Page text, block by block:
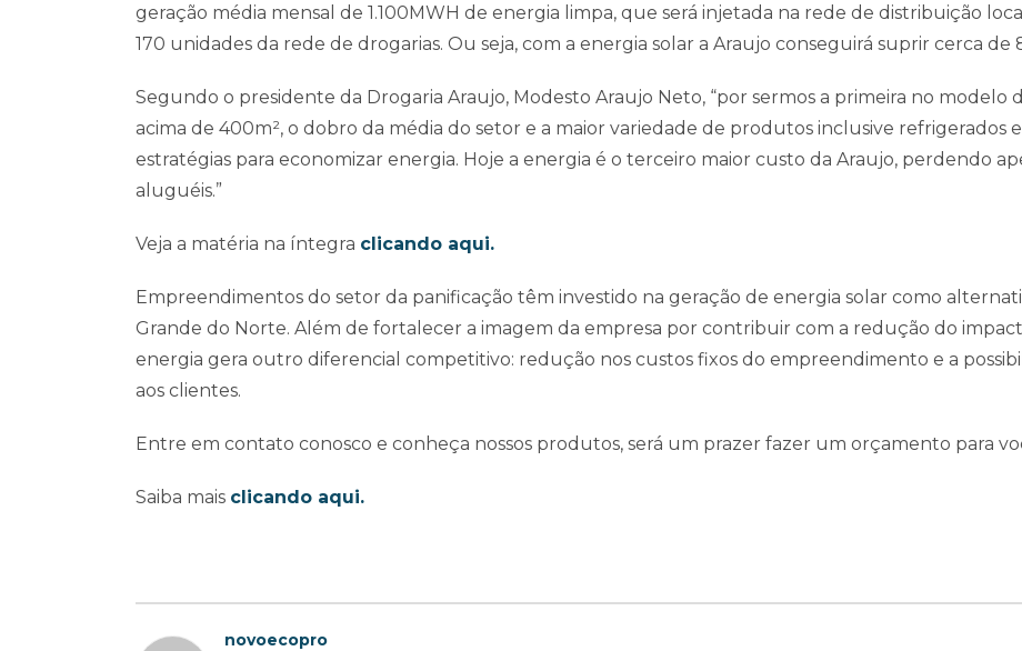
geração média mensal de 1.100MWH de energia limpa, que será injetada na rede de distribuição
170 unidades da rede de drogarias. Ou seja, com a energia solar a Araujo conseguirá suprir cerca
Segundo o presidente da Drogaria Araujo, Modesto Araujo Neto, “por sermos a primeira no
acima de 400m², o dobro da média do setor e a maior variedade de produtos inclusive refrigerados
estratégias para economizar energia. Hoje a energia é o terceiro maior custo da Araujo, perdendo
aluguéis.”
Veja a matéria na íntegra clicando aqui.
Empreendimentos do setor da panificação têm investido na geração de energia solar como
Grande do Norte. Além de fortalecer a imagem da empresa por contribuir com a redução do
energia gera outro diferencial competitivo: redução nos custos fixos do empreendimento e a
aos clientes.
Entre em contato conosco e conheça nossos produtos, será um prazer fazer um orçamento para
Saiba mais clicando aqui.
novoecopro